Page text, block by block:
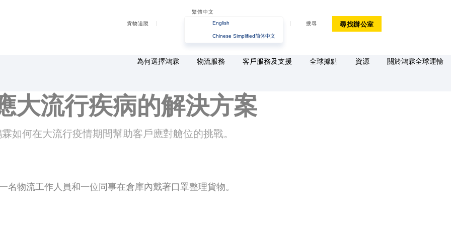
貨物追蹤
繁體中文
English
简体中文
Chinese Simplified
搜尋 尋找辦公室
為何選擇鴻霖 物流服務 客戶服務及支援 全球據點 資源 關於鴻霖全球運輸
大流行疾病的解決方案
如何在大流行疫情期間幫助客戶應對艙位的挑戰。